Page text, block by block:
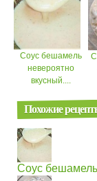
Соус бешамель
невероятно
вкусный....
Похожие
Соус